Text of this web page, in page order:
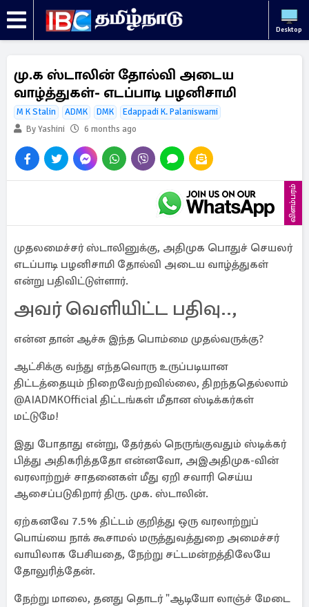
Desktop
மு.க ஸ்டாலின் தோல்வி அடைய
வாழ்த்துகள்- எடப்பாடி பழனிசாமி
M K Stalin ADMK DMK
Edappadi K. Palaniswami
By Yashini
6 months ago
விளம்பரம்
முதலமைச்சர் ஸ்டாலினுக்கு, அதிமுக பொதுச் செயலர்
எடப்பாடி பழனிசாமி தோல்வி அடைய வாழ்த்துகள்
என்று பதிவிட்டுள்ளார்.
அவர் வெளியிட்ட பதிவு..,
என்ன தான் ஆச்சு இந்த பொம்மை முதல்வருக்கு?
ஆட்சிக்கு வந்து எந்தவொரு உருப்படியான
திட்டத்தையும் நிறைவேற்றவில்லை, திறந்ததெல்லாம்
@AIADMKOfficial திட்டங்கள் மீதான ஸ்டிக்கர்கள்
மட்டுமே!
இது போதாது என்று, தேர்தல் நெருங்குவதும் ஸ்டிக்கர்
பித்து அதிகரித்ததோ என்னவோ, அஇஅதிமுக-வின்
வரலாற்றுச் சாதனைகள் மீது ஏறி சவாரி செய்ய
ஆசைப்படுகிறார் திரு. முக. ஸ்டாலின்.
ஏற்கனவே 7.5% திட்டம் குறித்து ஒரு வரலாற்றுப்
பொய்யை நாக் கூசாமல் மருத்துவத்துறை அமைச்சர்
வாயிலாக பேசியதை, நேற்று சட்டமன்றத்திலேயே
தோலுரித்தேன்.
நேற்று மாலை, தனது தொடர் "ஆடியோ லாஞ்ச் மேடை